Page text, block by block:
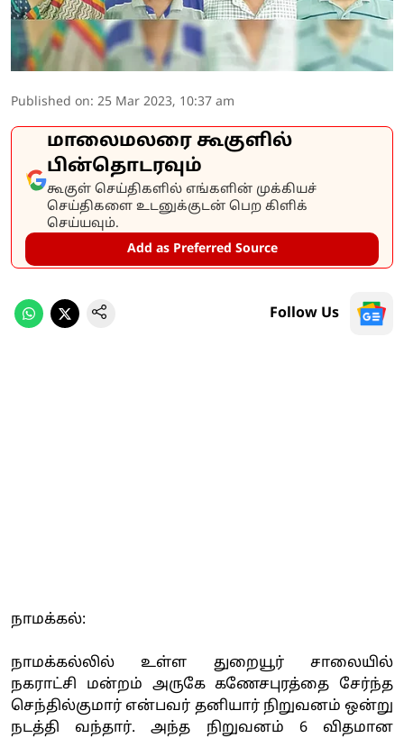
Published on: 25 Mar 2023, 10:37 am
மாலைமலரை கூகுளில்
பின்தொடரவும்
கூகுள் செய்திகளில் எங்களின் முக்கியச்
செய்திகளை உடனுக்குடன் பெற கிளிக்
செய்யவும்.
Add as Preferred Source
Follow Us
நாமக்கல்:
நாமக்கல்லில் உள்ள துறையூர் சாலையில்
நகராட்சி மன்றம் அருகே கணேசபுரத்தை சேர்ந்த
செந்தில்குமார் என்பவர் தனியார் நிறுவனம் ஒன்று
நடத்தி வந்தார். அந்த நிறுவனம் 6 விதமான